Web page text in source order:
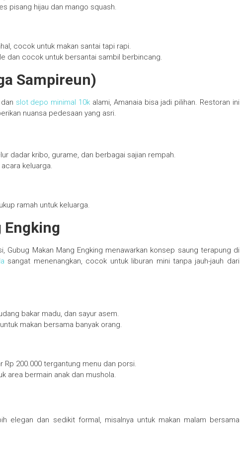
pisang hijau dan mango squash.
cocok untuk makan santai tapi rapi.
dan cocok untuk bersantai sambil berbincang.
Sampireun)
slot depo minimal 10k alami, Amanaia bisa jadi pilihan. Restoran ini
nuansa pedesaan yang asri.
dadar kribo, gurame, dan berbagai sajian rempah.
keluarga.
ramah untuk keluarga.
Engking
Gubug Makan Mang Engking menawarkan konsep saung terapung di
sangat menenangkan, cocok untuk liburan mini tanpa jauh-jauh dari
bakar madu, dan sayur asem.
makan bersama banyak orang.
Rp 200.000 tergantung menu dan porsi.
area bermain anak dan mushola.
elegan dan sedikit formal, misalnya untuk makan malam bersama